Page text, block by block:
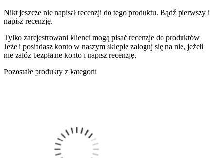
Nikt jeszcze nie napisał recenzji do tego produktu. Bądź pierwszy i
napisz recenzję.
Tylko zarejestrowani klienci mogą pisać recenzje do produktów.
Jeżeli posiadasz konto w naszym sklepie zaloguj się na nie, jeżeli
nie załóż bezpłatne konto i napisz recenzję.
Pozostałe produkty z kategorii